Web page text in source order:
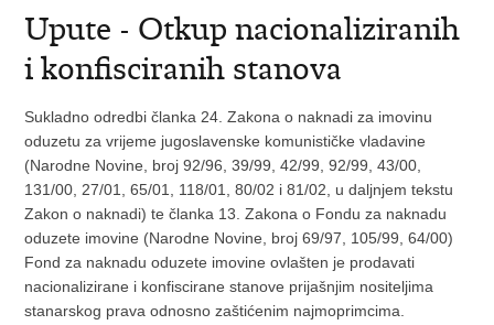
Upute - Otkup nacionaliziranih
i konfisciranih stanova
Sukladno odredbi članka 24. Zakona o naknadi za imovinu
oduzetu za vrijeme jugoslavenske komunističke vladavine
(Narodne Novine, broj 92/96, 39/99, 42/99, 92/99, 43/00,
131/00, 27/01, 65/01, 118/01, 80/02 i 81/02, u daljnjem tekstu
Zakon o naknadi) te članka 13. Zakona o Fondu za naknadu
oduzete imovine (Narodne Novine, broj 69/97, 105/99, 64/00)
Fond za naknadu oduzete imovine ovlašten je prodavati
nacionalizirane i konfiscirane stanove prijašnjim nositeljima
stanarskog prava odnosno zaštićenim najmoprimcima.